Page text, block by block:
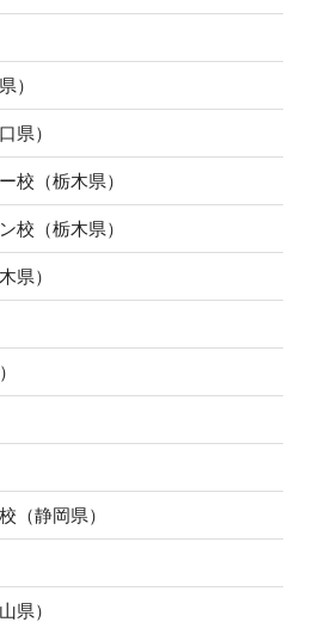
）
県）
校（栃木県）
校（栃木県）
県）
（静岡県）
県）